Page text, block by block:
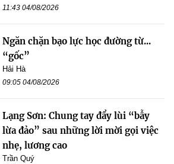
11:43 04/08/2026
Ngăn chặn bạo lực học đường từ...
“gốc”
Hải Hà
09:05 04/08/2026
Lạng Sơn: Chung tay đẩy lùi “bẫy
lừa đảo” sau những lời mời gọi việc
nhẹ, lương cao
Trần Quý